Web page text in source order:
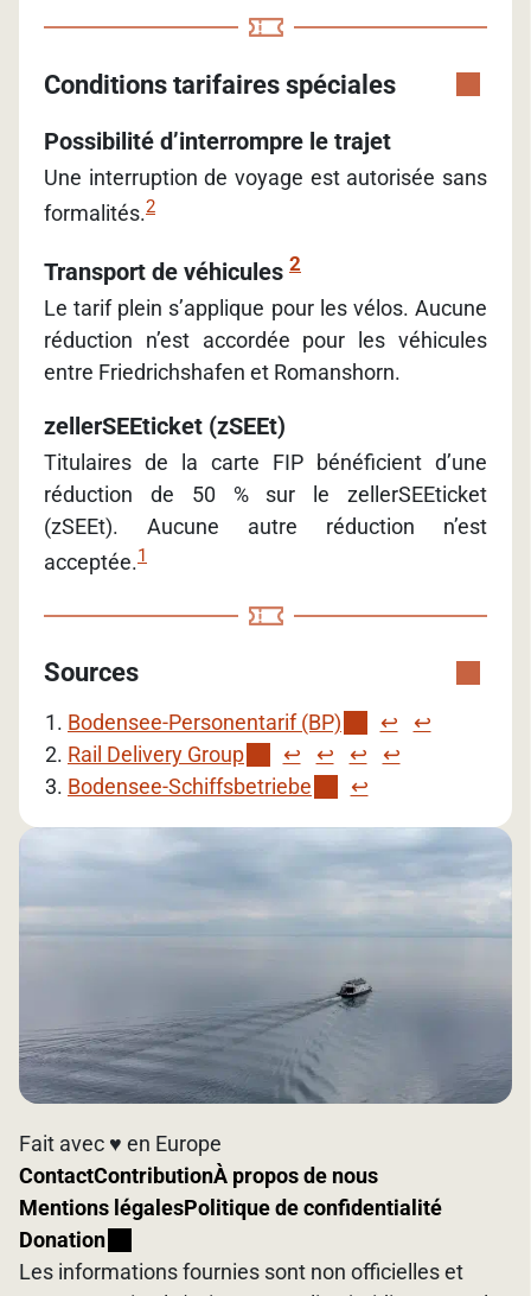
Conditions tarifaires spéciales
Possibilité d’interrompre le trajet
Une interruption de voyage est autorisée sans
formalités.2
Transport de véhicules 2
Le tarif plein s’applique pour les vélos. Aucune
réduction n’est accordée pour les véhicules
entre Friedrichshafen et Romanshorn.
zellerSEEticket (zSEEt)
Titulaires de la carte FIP bénéficient d’une
réduction de 50 % sur le zellerSEEticket
(zSEEt). Aucune autre réduction n’est
acceptée.1
Sources
Bodensee-Personentarif (BP) ↩︎
↩︎
Rail Delivery Group
↩︎ ↩︎ ↩︎
↩︎
Bodensee-Schiffsbetriebe
↩︎
Fait avec ♥️ en Europe
ContactContributionÀ propos de nous
Mentions légalesPolitique de confidentialité
Donation
Les informations fournies sont non officielles et